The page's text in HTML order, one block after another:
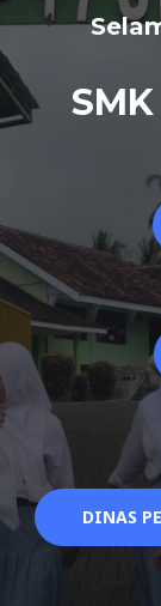
SMK
DINAS